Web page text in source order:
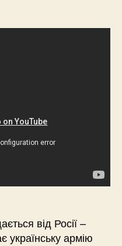
від Росії –
армію